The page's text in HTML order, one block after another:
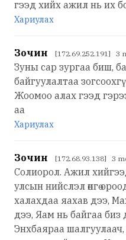
гээд хийх ажил нь их
Хариулах
Зочин [172.69.252.191] 3
Зуны сар зургаа биш,
байгуулалтаа
Жоомоо алах гээд
аа
Хариулах
Зочин [172.68.93.138] 3
Солиорол. Ажил
улсын нийслэл өнгө
халахдаа яахав дээ,
дээ, Яам нь байгаа биз
Энхбаяраа